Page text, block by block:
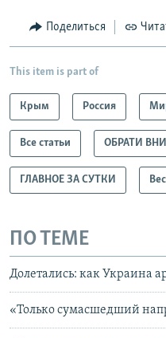
Поделиться
This item is part of
Крым Россия
Все статьи ОБРАТИ
ГЛАВНОЕ ЗА СУТКИ
ПО ТЕМЕ
Долетались: как Украина
«Только сумасшедший